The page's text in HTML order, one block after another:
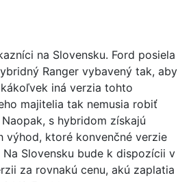
na Slovensku. Ford posiela
Ranger vybavený tak, aby
iná verzia tohto
majitelia tak nemusia robiť
s hybridom získajú
výhod, ktoré konvenčné verzie
Slovensku bude k dispozícii v
za rovnakú cenu, akú zaplatia